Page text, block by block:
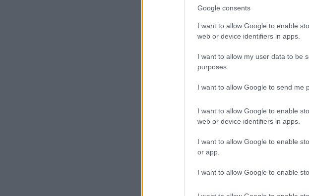
Google consents
I want to allow Google to enable
web or device identifiers in apps.
I want to allow my user data to be
purposes.
I want to allow Google to send me
I want to allow Google to enable
web or device identifiers in apps.
I want to allow Google to enable
or app.
I want to allow Google to enable
Η
Μουσική Τεχνόπολη
μέρος του μεγάλου
καρδιά της Αθήνας.
του Ιουνίου και του
έναν δυναμικό μήνα με 18 ακόμα
Παράλληλα, φέτος η διοργάνωση
συναυλία συνοδεύεται από δράση
Αλληλεγγύης του Δήμου Αθηναίων,
προσφέρει τρόφιμα και είδη